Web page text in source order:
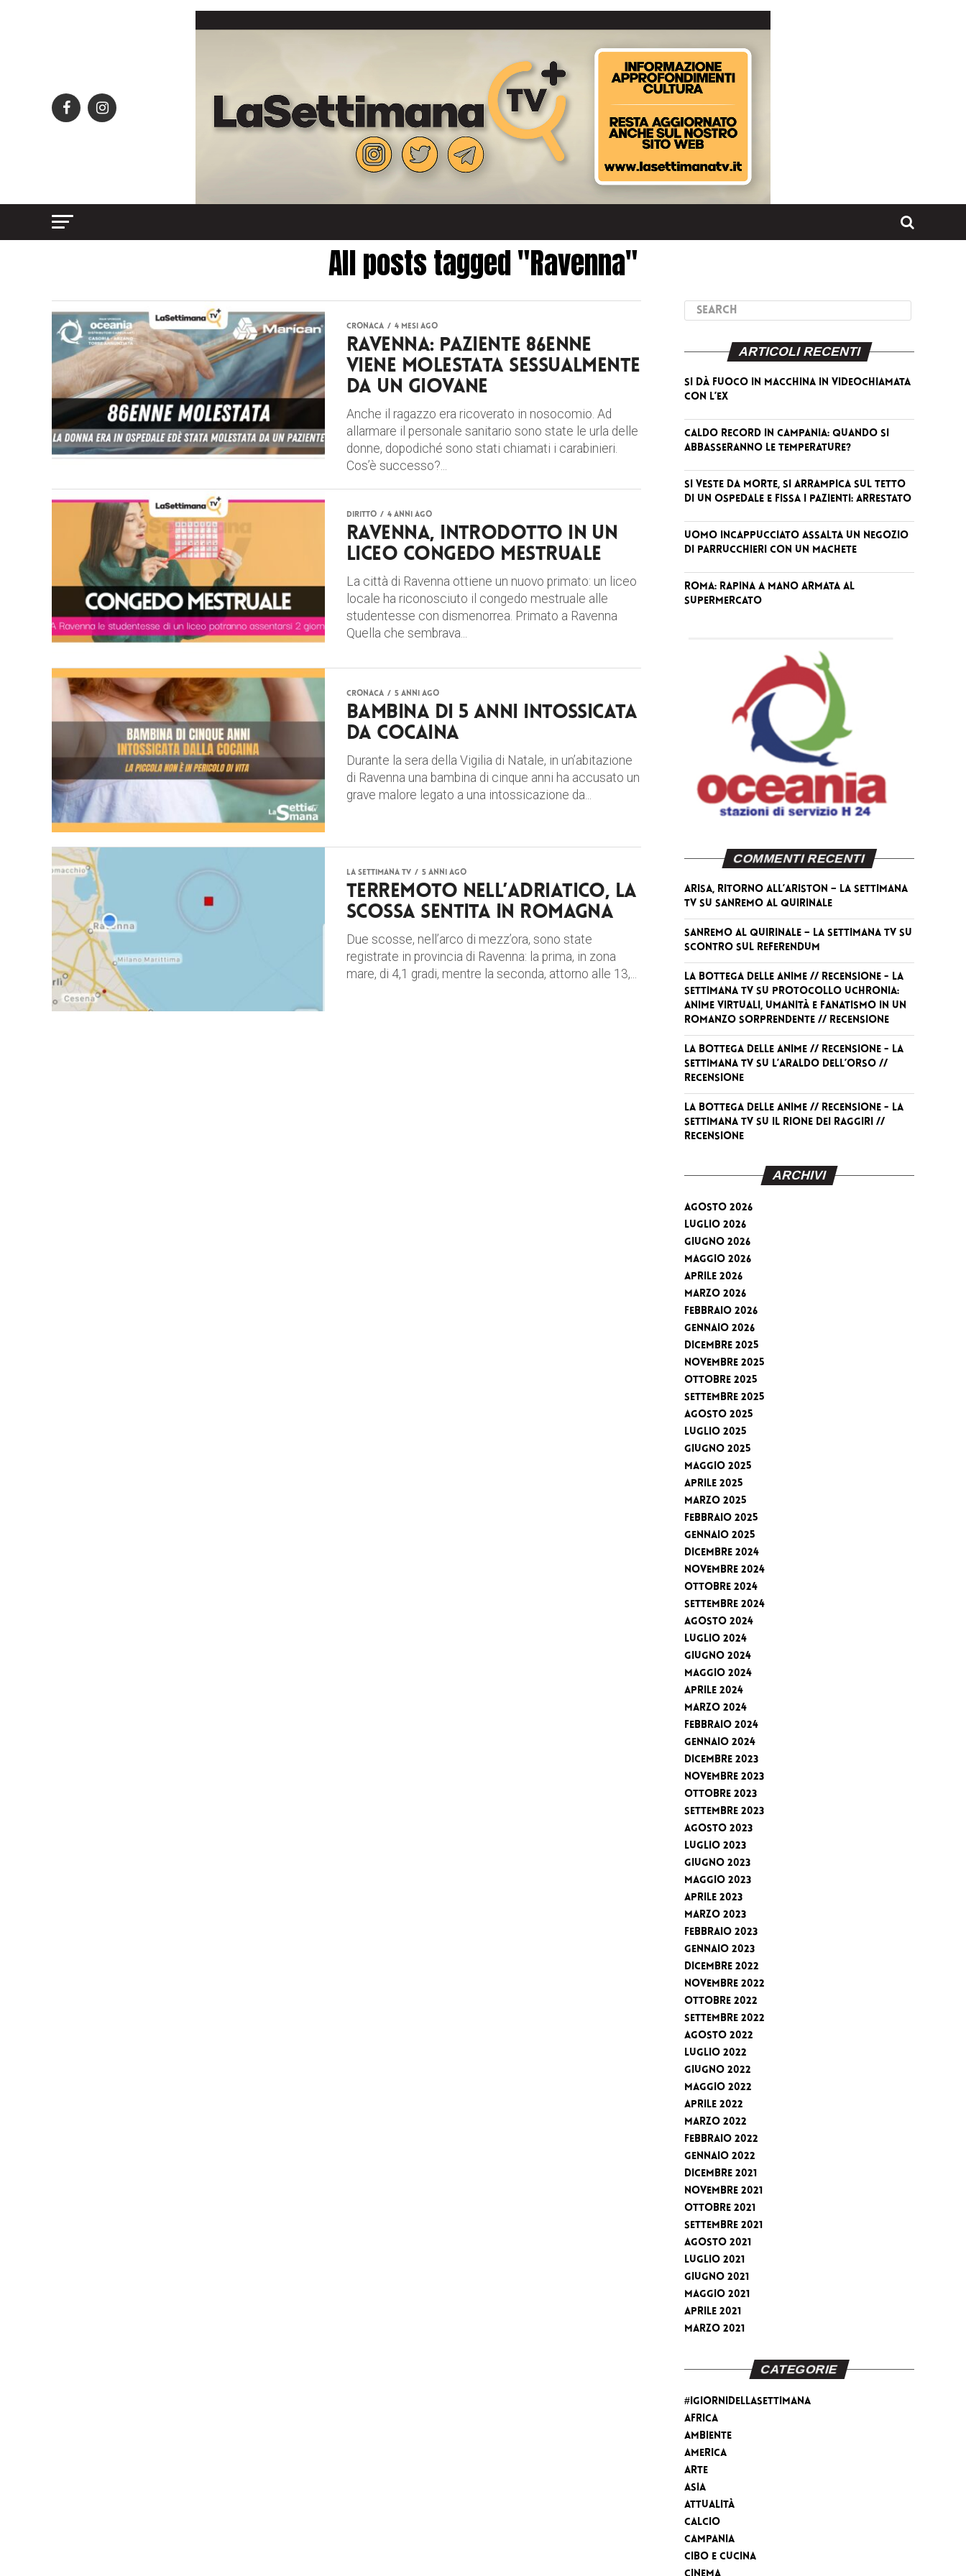
All posts tagged "Ravenna"
CRONACA 4 mesi ago
Ravenna: paziente 86enne
viene molestata sessualmente
da un giovane
Anche il ragazzo era ricoverato in nosocomio. Ad
allarmare il personale sanitario sono state le urla delle
donne, dopodiché sono stati chiamati i carabinieri.
Cos’è successo?...
DIRITTO 4 anni ago
Ravenna, introdotto in un
liceo congedo mestruale
La città di Ravenna ottiene un nuovo primato: un liceo
locale ha riconosciuto il congedo mestruale alle
studentesse con dismenorrea. Primato a Ravenna
Quella che sembrava...
CRONACA 5 anni ago
Bambina di 5 anni intossicata
da cocaina
Durante la sera della Vigilia di Natale, in un’abitazione
di Ravenna una bambina di cinque anni ha accusato un
grave malore legato a una intossicazione da...
LA SETTIMANA TV 5 anni ago
Terremoto nell’Adriatico, la
scossa sentita in Romagna
Due scosse, nell’arco di mezz’ora, sono state
registrate in provincia di Ravenna: la prima, in zona
mare, di 4,1 gradi, mentre la seconda, attorno alle 13,...
ARTICOLI RECENTI
Si dà fuoco in macchina in videochiamata
con l’ex
Caldo record in Campania: quando si
abbasseranno le temperature?
Si veste da Morte, si arrampica sul tetto
di un ospedale e fissa i pazienti: arrestato
Uomo incappucciato assalta un negozio
di parrucchieri con un machete
Roma: rapina a mano armata al
supermercato
COMMENTI RECENTI
Arisa, ritorno all’Ariston – La Settimana
TV su Sanremo al Quirinale
Sanremo al Quirinale – La Settimana TV su
Scontro sul referendum
La Bottega delle Anime // RECENSIONE - La
Settimana TV su Protocollo Uchronia:
anime virtuali, umanità e fanatismo in un
romanzo sorprendente // RECENSIONE
La Bottega delle Anime // RECENSIONE - La
Settimana TV su L’Araldo dell’Orso //
RECENSIONE
La Bottega delle Anime // RECENSIONE - La
Settimana TV su Il Rione dei Raggiri //
RECENSIONE
ARCHIVI
Agosto 2026
Luglio 2026
Giugno 2026
Maggio 2026
Aprile 2026
Marzo 2026
Febbraio 2026
Gennaio 2026
Dicembre 2025
Novembre 2025
Ottobre 2025
Settembre 2025
Agosto 2025
Luglio 2025
Giugno 2025
Maggio 2025
Aprile 2025
Marzo 2025
Febbraio 2025
Gennaio 2025
Dicembre 2024
Novembre 2024
Ottobre 2024
Settembre 2024
Agosto 2024
Luglio 2024
Giugno 2024
Maggio 2024
Aprile 2024
Marzo 2024
Febbraio 2024
Gennaio 2024
Dicembre 2023
Novembre 2023
Ottobre 2023
Settembre 2023
Agosto 2023
Luglio 2023
Giugno 2023
Maggio 2023
Aprile 2023
Marzo 2023
Febbraio 2023
Gennaio 2023
Dicembre 2022
Novembre 2022
Ottobre 2022
Settembre 2022
Agosto 2022
Luglio 2022
Giugno 2022
Maggio 2022
Aprile 2022
Marzo 2022
Febbraio 2022
Gennaio 2022
Dicembre 2021
Novembre 2021
Ottobre 2021
Settembre 2021
Agosto 2021
Luglio 2021
Giugno 2021
Maggio 2021
Aprile 2021
Marzo 2021
CATEGORIE
#iGiorniDellaSettimana
Africa
Ambiente
America
Arte
Asia
Attualità
Calcio
Campania
Cibo e cucina